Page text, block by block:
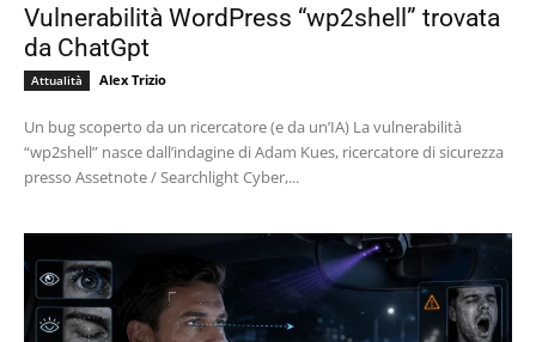
Vulnerabilità WordPress “wp2shell” trovata
da ChatGpt
Attualità Alex Trizio
Un bug scoperto da un ricercatore (e da un’IA) La vulnerabilità
“wp2shell” nasce dall’indagine di Adam Kues, ricercatore di sicurezza
presso Assetnote / Searchlight Cyber,...